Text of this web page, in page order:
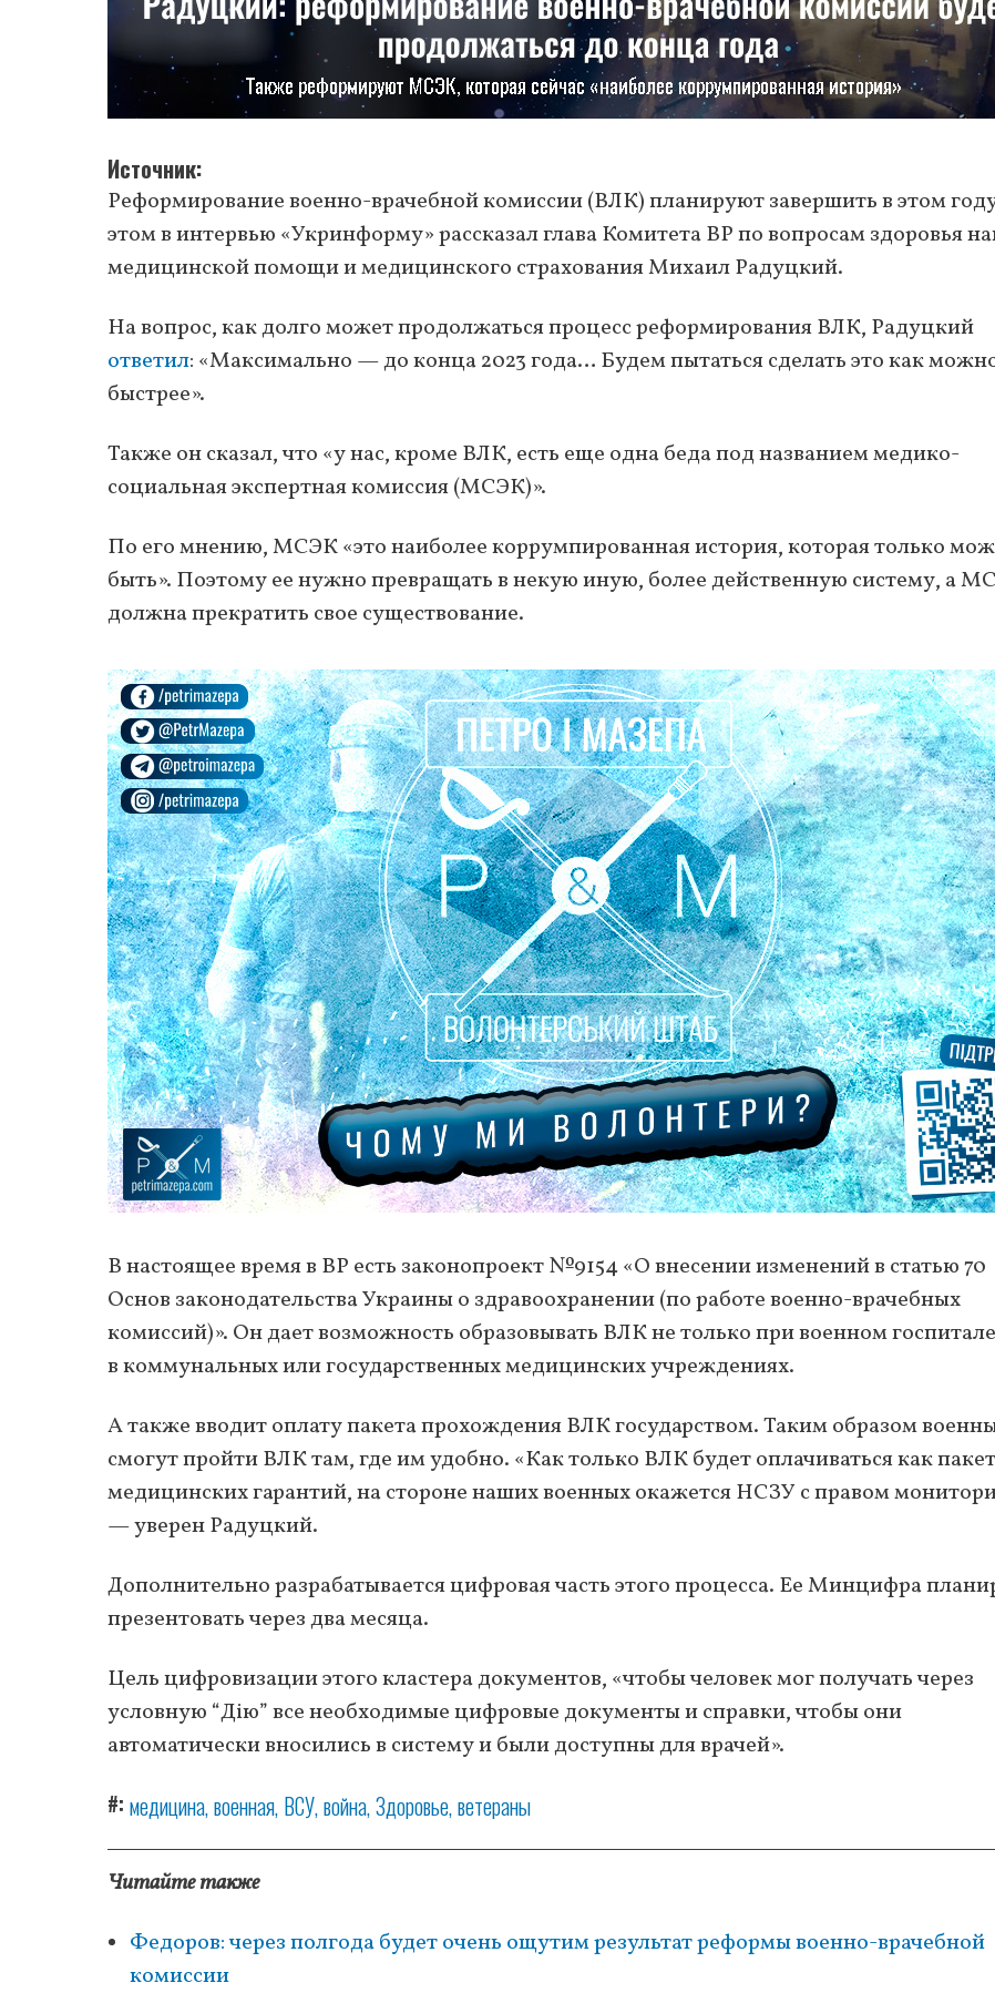
Источник
Реформирование военно-врачебной комиссии (ВЛК) планируют завершить в этом
этом в интервью «Укринформу» рассказал глава Комитета ВР по вопросам здоровья
медицинской помощи и медицинского страхования Михаил Радуцкий.
На вопрос, как долго может продолжаться процесс реформирования ВЛК, Радуцкий
ответил: «Максимально — до конца 2023 года… Будем пытаться сделать это как
быстрее».
Также он сказал, что «у нас, кроме ВЛК, есть еще одна беда под названием медико-
социальная экспертная комиссия (МСЭК)».
По его мнению, МСЭК «это наиболее коррумпированная история, которая только
быть». Поэтому ее нужно превращать в некую иную, более действенную систему, а
должна прекратить свое существование.
В настоящее время в ВР есть законопроект №9154 «О внесении изменений в статью 70
Основ законодательства Украины о здравоохранении (по работе военно-врачебных
комиссий)». Он дает возможность образовывать ВЛК не только при военном
в коммунальных или государственных медицинских учреждениях.
А также вводит оплату пакета прохождения ВЛК государством. Таким образом
смогут пройти ВЛК там, где им удобно. «Как только ВЛК будет оплачиваться как пакет
медицинских гарантий, на стороне наших военных окажется НСЗУ с правом
— уверен Радуцкий.
Дополнительно разрабатывается цифровая часть этого процесса. Ее Минцифра
презентовать через два месяца.
Цель цифровизации этого кластера документов, «чтобы человек мог получать через
условную “Дію” все необходимые цифровые документы и справки, чтобы они
автоматически вносились в систему и были доступны для врачей».
# медицина военная ВСУ война Здоровье ветераны
Читайте также
Федоров: через полгода будет очень ощутим результат реформы военно-врачебной
комиссии